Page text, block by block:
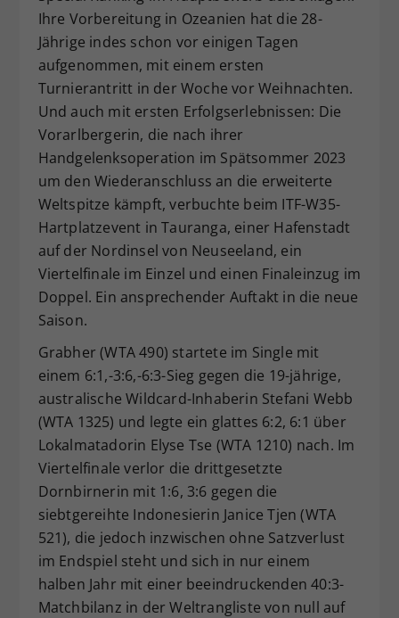
Ihre Vorbereitung in Ozeanien hat die 28-
Jährige indes schon vor einigen Tagen
aufgenommen, mit einem ersten
Turnierantritt in der Woche vor Weihnachten.
Und auch mit ersten Erfolgserlebnissen: Die
Vorarlbergerin, die nach ihrer
Handgelenksoperation im Spätsommer 2023
um den Wiederanschluss an die erweiterte
Weltspitze kämpft, verbuchte beim ITF-W35-
Hartplatzevent in Tauranga, einer Hafenstadt
auf der Nordinsel von Neuseeland, ein
Viertelfinale im Einzel und einen Finaleinzug im
Doppel. Ein ansprechender Auftakt in die neue
Saison.
Grabher (WTA 490) startete im Single mit
einem 6:1,-3:6,-6:3-Sieg gegen die 19-jährige,
australische Wildcard-Inhaberin Stefani Webb
(WTA 1325) und legte ein glattes 6:2, 6:1 über
Lokalmatadorin Elyse Tse (WTA 1210) nach. Im
Viertelfinale verlor die drittgesetzte
Dornbirnerin mit 1:6, 3:6 gegen die
siebtgereihte Indonesierin Janice Tjen (WTA
521), die jedoch inzwischen ohne Satzverlust
im Endspiel steht und sich in nur einem
halben Jahr mit einer beeindruckenden 40:3-
Matchbilanz in der Weltrangliste von null auf
Zweck
Dieser Wert speichert Ihre Consent-
Einstellungen. Unter anderem eine
zufällig generierte ID, für die
historische Speicherung Ihrer
Webseiten-Betreiber dies eingestellt
hat.